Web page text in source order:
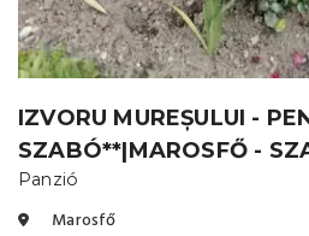
IZVORU MUREȘULUI -
SZABÓ**|MAROSFŐ -
Panzió
Marosfő